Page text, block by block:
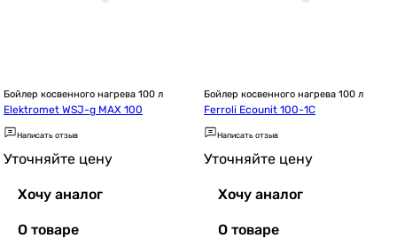
Бойлер косвенного нагрева 100 л
Elektromet WSJ-g MAX 100
Написать отзыв
Уточняйте цену
Хочу аналог
О товаре
Бойлер косвенного нагрева 100 л
Ferrolі Ecounit 100-1C
Написать отзыв
Уточняйте цену
Хочу аналог
О товаре